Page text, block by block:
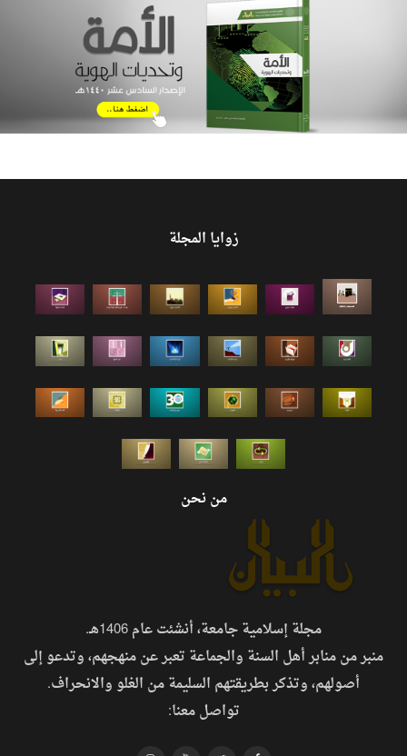
زوايا المجلة
من نحن
مجلة إسلامية جامعة، أنشئت عام 1406هـ.
منبر من منابر أهل السنة والجماعة تعبر عن منهجهم، وتدعو إلى
أصولهم، وتذكر بطريقتهم السليمة من الغلو والانحراف.
تواصل معنا: